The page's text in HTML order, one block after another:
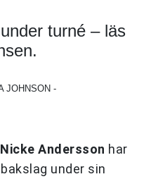
turné – läs
JOHNSON -
Nicke Andersson har
under sin